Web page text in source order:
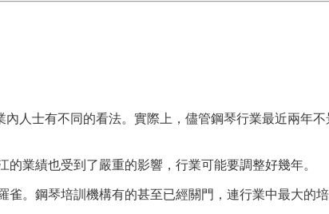
人士有不同的看法。實際上，儘管鋼琴行業最近兩年
業績也受到了嚴重的影響，行業可能要調整好幾年。
。鋼琴培訓機構有的甚至已經關門，連行業中最大的